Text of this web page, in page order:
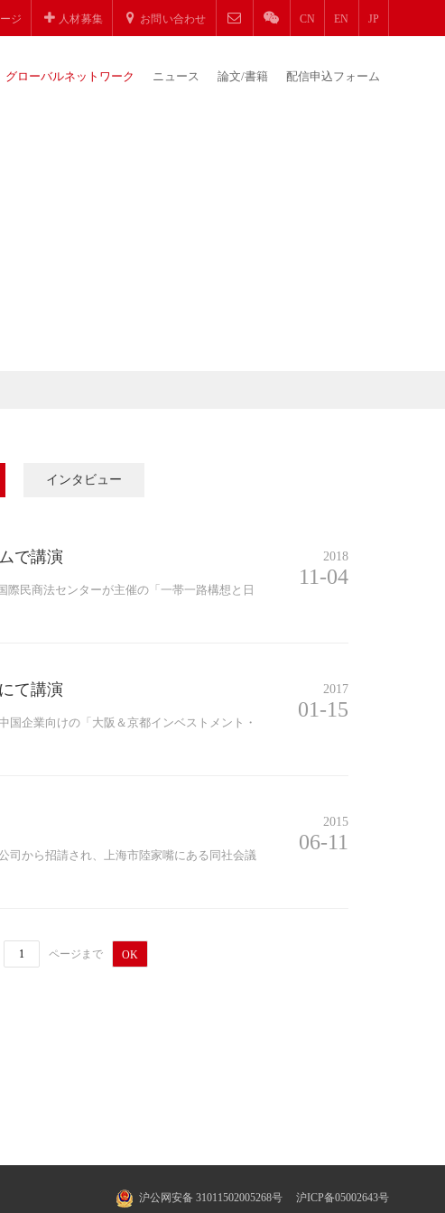
ジ 人材募集 お問い合わせ CN EN JP
グローバルネットワーク ニュース 論文/書籍 配信申込フォーム
インタビュー
で講演
民商法センターが主催の「一帯一路構想と日
2018
11-04
て講演
企業向けの「大阪＆京都インベストメント・
2017
01-15
司から招請され、上海市陸家嘴にある同社会議
2015
06-11
ページまで OK
沪公网安备 31011502005268号 沪ICP备05002643号